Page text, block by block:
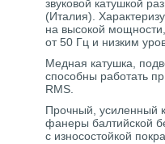
звуковой катушкой
(Италия).
на высокой
от 50 Гц и низким
Медная катушка,
способны работать
RMS.
Прочный, усиленный
фанеры балтийской
с износостойкой